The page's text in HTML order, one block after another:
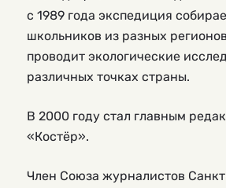
с 1989 года экспедиция
школьников из разных
проводит экологические
различных точках страны.
В 2000 году стал главным
«Костёр».
Член Союза журналистов